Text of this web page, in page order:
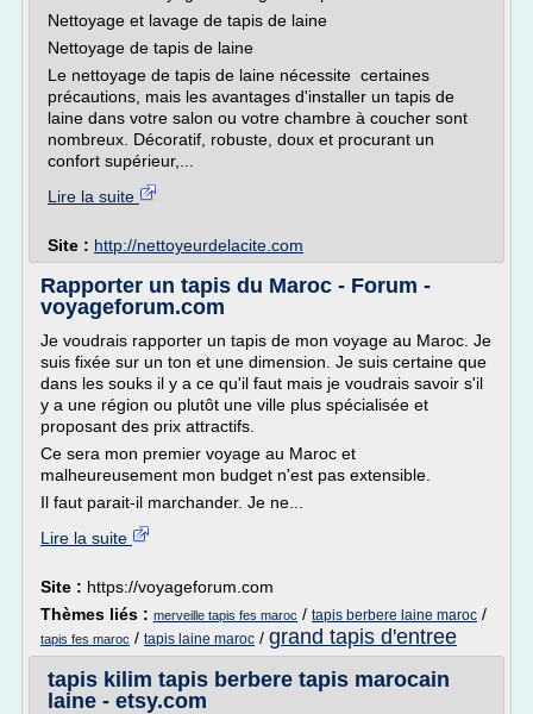
Nettoyage et lavage de tapis de laine
Nettoyage de tapis de laine
Le nettoyage de tapis de laine nécessite certaines
précautions, mais les avantages d'installer un tapis de
laine dans votre salon ou votre chambre à coucher sont
nombreux. Décoratif, robuste, doux et procurant un
confort supérieur,...
Lire la suite
Site : http://nettoyeurdelacite.com
Rapporter un tapis du Maroc - Forum -
voyageforum.com
Je voudrais rapporter un tapis de mon voyage au Maroc. Je
suis fixée sur un ton et une dimension. Je suis certaine que
dans les souks il y a ce qu'il faut mais je voudrais savoir s'il
y a une région ou plutôt une ville plus spécialisée et
proposant des prix attractifs.
Ce sera mon premier voyage au Maroc et
malheureusement mon budget n'est pas extensible.
Il faut parait-il marchander. Je ne...
Lire la suite
Site : https://voyageforum.com
Thèmes liés : merveille tapis fes maroc / tapis berbere laine maroc /
tapis fes maroc / tapis laine maroc / grand tapis d'entree
tapis kilim tapis berbere tapis marocain
laine - etsy.com